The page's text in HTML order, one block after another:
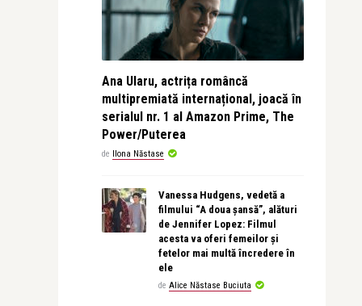
Ana Ularu, actrița româncă
multipremiată internațional, joacă în
serialul nr. 1 al Amazon Prime, The
Power/Puterea
de Ilona Năstase
Vanessa Hudgens, vedetă a
filmului “A doua șansă”, alături
de Jennifer Lopez: Filmul
acesta va oferi femeilor și
fetelor mai multă încredere în
ele
de Alice Năstase Buciuta